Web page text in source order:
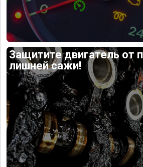
Защитите двигатель от
лишней сажи!